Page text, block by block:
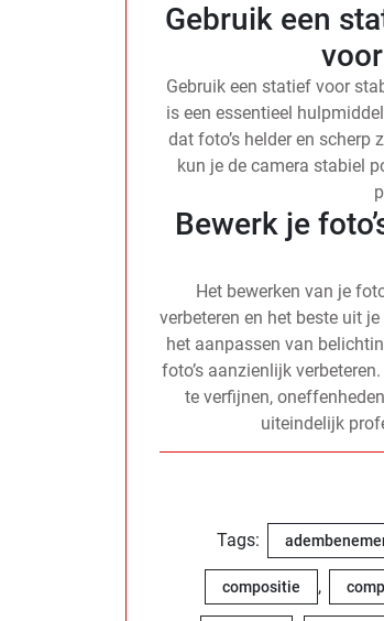
Gebruik een
Gebruik een statief voor
is een essentieel
dat foto’s helder en
kun je de camera stabiel
Bewerk je
Het bewerken van je
verbeteren en het beste uit
het aanpassen van
foto’s aanzienlijk
te verfijnen,
uiteindelijk
Tags:
compositie ,